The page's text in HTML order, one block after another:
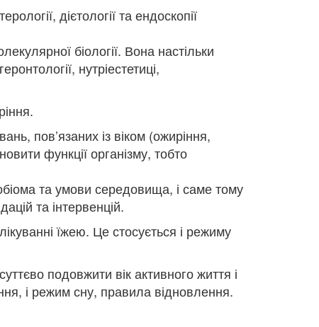
дієтології та ендоскопії
біології. Вона настільки
нутріестетиці,
пов’язаних із віком (ожиріння,
функції організму, тобто
та умови середовища, і саме тому
та інтервенцій.
їжею. Це стосується і режиму
подовжити вік активного життя і
і режим сну, правила відновлення.